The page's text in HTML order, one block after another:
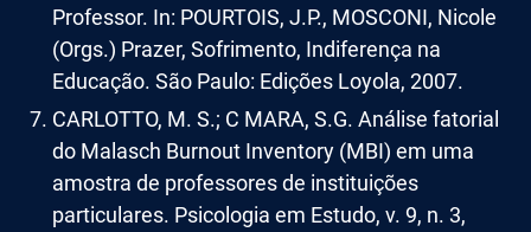
Professor. In: POURTOIS, J.P., MOSCONI, Nicole
(Orgs.) Prazer, Sofrimento, Indiferença na
Educação. São Paulo: Edições Loyola, 2007.
CARLOTTO, M. S.; C MARA, S.G. Análise fatorial
do Malasch Burnout Inventory (MBI) em uma
amostra de professores de instituições
particulares. Psicologia em Estudo, v. 9, n. 3,